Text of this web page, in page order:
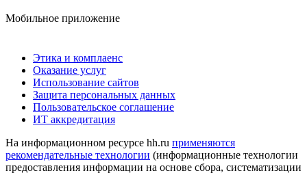
Мобильное приложение
Этика и комплаенс
Оказание услуг
Использование сайтов
Защита персональных данных
Пользовательское соглашение
ИТ аккредитация
На информационном ресурсе hh.ru применяются
рекомендательные технологии (информационные технологии
предоставления информации на основе сбора, систематизации